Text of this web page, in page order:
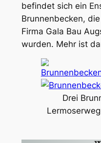
befindet sich ein
Brunnenbecken,
Firma Gala Bau
wurden. Mehr ist
Drei